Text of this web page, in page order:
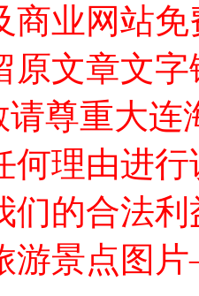
商业网站
原文章文
请尊重大
何理由进
们的合法利
游景点图